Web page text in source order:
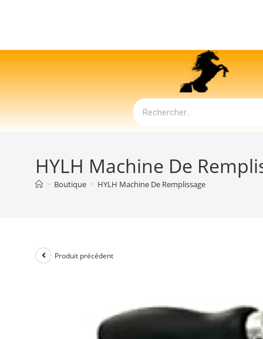
HYLH Machine De
> Boutique > HYLH Machine De Remplissage
Produit précédent